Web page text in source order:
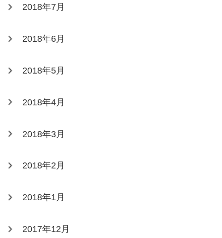
2018年7月
2018年6月
2018年5月
2018年4月
2018年3月
2018年2月
2018年1月
2017年12月